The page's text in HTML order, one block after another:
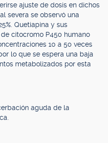
ajuste de dosis en dichos
severa se observó una
Quetiapina y sus
citocromo P450 humano
10 a 50 veces
lo que se espera una baja
metabolizados por esta
aguda de la